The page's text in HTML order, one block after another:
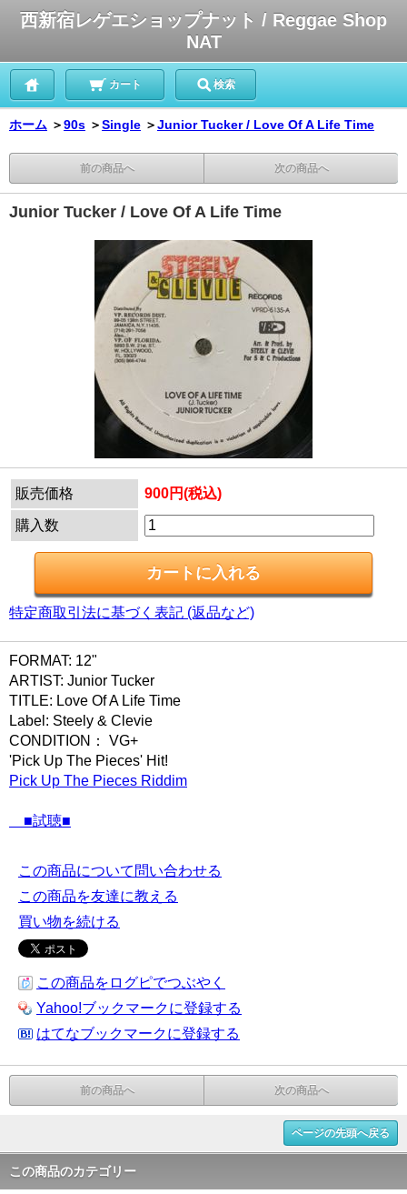
西新宿レゲエショップナット / Reggae Shop
NAT
カート 検索
ホーム ＞90s ＞Single ＞Junior Tucker / Love Of A Life Time
前の商品へ 次の商品へ
Junior Tucker / Love Of A Life Time
販売価格 900円(税込)
購入数
特定商取引法に基づく表記 (返品など)
FORMAT: 12"
ARTIST: Junior Tucker
TITLE: Love Of A Life Time
Label: Steely & Clevie
CONDITION： VG+
'Pick Up The Pieces' Hit!
Pick Up The Pieces Riddim
■試聴■
この商品について問い合わせる
この商品を友達に教える
買い物を続ける
この商品をログピでつぶやく
Yahoo!ブックマークに登録する
はてなブックマークに登録する
前の商品へ 次の商品へ
ページの先頭へ戻る
この商品のカテゴリー